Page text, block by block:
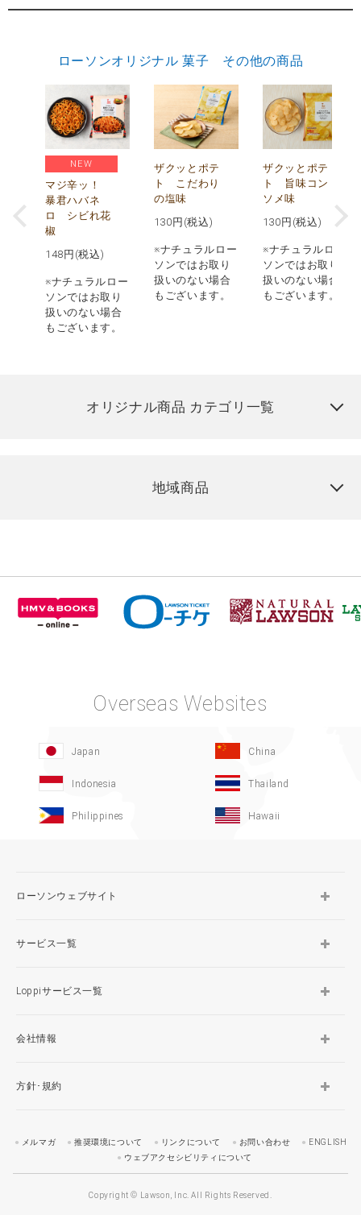
ローソンオリジナル 菓子 その他の商品
NEW
マジ辛ッ！
暴君ハバネ
ロ シビれ花
椒
148 円(税込)
※ナチュラルロー
ソンではお取り
扱いのない場合
もございます。
ザクッとポテ
ト こだわり
の塩味
130 円(税込)
※ナチュラルロー
ソンではお取り
扱いのない場合
もございます。
ザクッとポテ
ト 旨味コン
ソメ味
130 円(税込)
※ナチュラルロー
ソンではお取り
扱いのない場合
もございます。
オリジナル商品 カテゴリ一覧
地域商品
Overseas Websites
Japan China
Indonesia Thailand
Philippines Hawaii
ローソンウェブサイト
サービス一覧
Loppiサービス一覧
会社情報
方針･規約
メルマガ 推奨環境について リンクについて お問い合わせ
ENGLISH
ウェブアクセシビリティについて
Copyright © Lawson, Inc. All Rights Reserved.